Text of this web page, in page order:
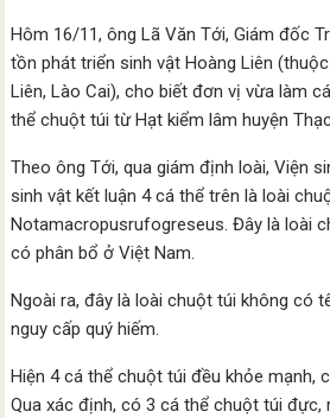
Hôm 16/11, ông Lã Văn Tới, Giám đốc
tồn phát triển sinh vật Hoàng Liên
Liên, Lào Cai), cho biết đơn vị vừa làm
thể chuột túi từ Hạt kiểm lâm huyện
Theo ông Tới, qua giám định loài, Viện
sinh vật kết luận 4 cá thể trên là loài
Notamacropusrufogreseus. Đây là loài
có phân bổ ở Việt Nam.
Ngoài ra, đây là loài chuột túi không có
nguy cấp quý hiếm.
Hiện 4 cá thể chuột túi đều khỏe mạnh,
Qua xác định, có 3 cá thể chuột túi